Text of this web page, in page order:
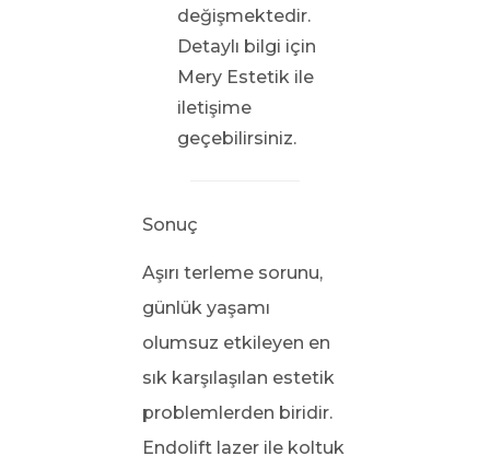
değişmektedir.
Detaylı bilgi için
Mery Estetik ile
iletişime
geçebilirsiniz.
Sonuç
Aşırı terleme sorunu,
günlük yaşamı
olumsuz etkileyen en
sık karşılaşılan estetik
problemlerden biridir.
Endolift lazer ile koltuk